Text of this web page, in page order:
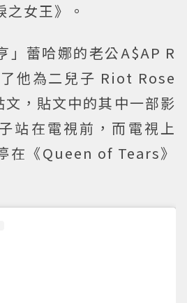
女王》。
」蕾哈娜的老公A$AP R
他為二兒子 Riot Rose
，貼文中的其中一部影
站在電視前，而電視上
在《Queen of Tears》